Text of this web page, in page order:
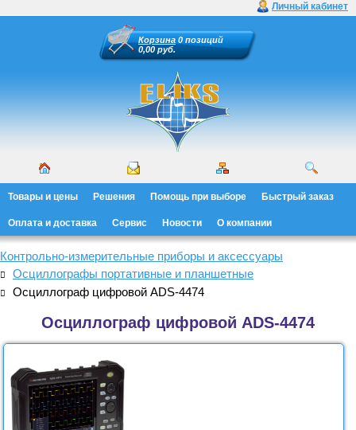
Личный кабинет
Корзина 0 позиций
0,00 руб.
Товары и цены Решения Помощь при выборе Быстрый заказ
Оплата и доставка Сервис Новости О компании
Контрольно-измерительные приборы и аксессуары
Осциллографы портативные и планшетные
Осциллограф цифровой ADS-4474
Осциллограф цифровой ADS-4474